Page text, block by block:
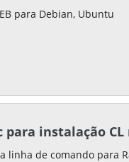
para Debian, Ubuntu
para instalação
linha de comando para